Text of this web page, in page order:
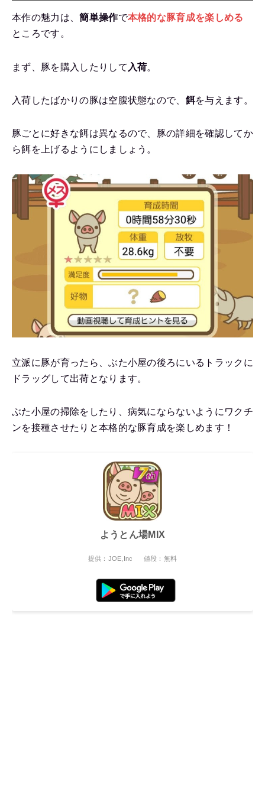
本作の魅力は、簡単操作で本格的な豚育成を楽しめる
ところです。
まず、豚を購入したりして 入荷。
入荷したばかりの豚は空腹状態なので、 餌を与えます。
豚ごとに好きな餌は異なるので、豚の詳細を確認してか
ら餌を上げるようにしましょう。
立派に豚が育ったら、ぶた小屋の後ろにいるトラックに
ドラッグして出荷となります。
ぶた小屋の掃除をしたり、病気にならないようにワクチ
ンを接種させたりと本格的な豚育成を楽しめます！
ようとん場MIX
提供：JOE,Inc 値段：無料